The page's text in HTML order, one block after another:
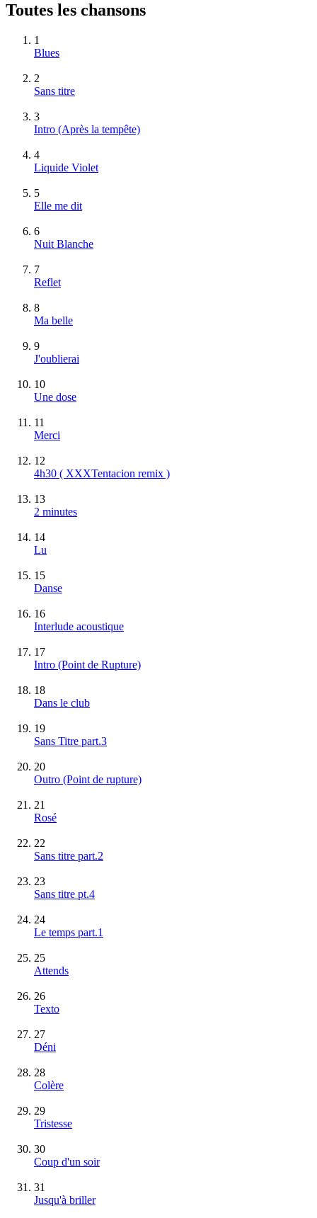
Toutes les chansons
1
Blues
2
Sans titre
3
Intro (Après la tempête)
4
Liquide Violet
5
Elle me dit
6
Nuit Blanche
7
Reflet
8
Ma belle
9
J'oublierai
10
Une dose
11
Merci
12
4h30 ( XXXTentacion remix )
13
2 minutes
14
Lu
15
Danse
16
Interlude acoustique
17
Intro (Point de Rupture)
18
Dans le club
19
Sans Titre part.3
20
Outro (Point de rupture)
21
Rosé
22
Sans titre part.2
23
Sans titre pt.4
24
Le temps part.1
25
Attends
26
Texto
27
Déni
28
Colère
29
Tristesse
30
Coup d'un soir
31
Jusqu'à briller